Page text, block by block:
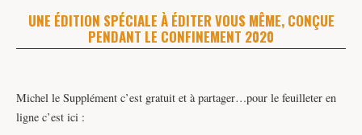
UNE ÉDITION SPÉCIALE À ÉDITER VOUS MÊME, CONÇUE
PENDANT LE CONFINEMENT 2020
Michel le Supplément c’est gratuit et à partager…pour le feuilleter en
ligne c’est ici :